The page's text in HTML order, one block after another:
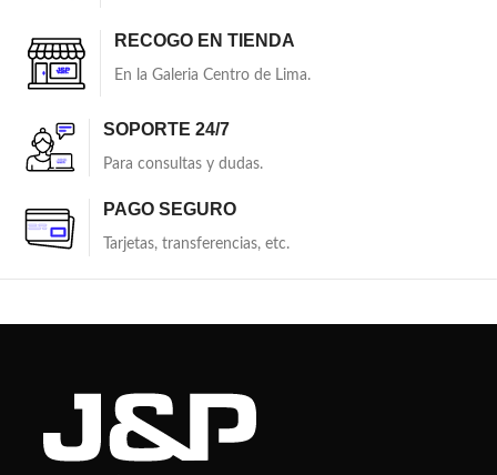
RECOGO EN TIENDA
En la Galeria Centro de Lima.
SOPORTE 24/7
Para consultas y dudas.
PAGO SEGURO
Tarjetas, transferencias, etc.